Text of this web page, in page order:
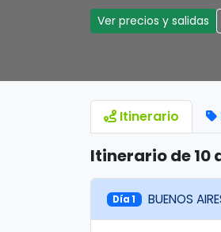
Ver precios y salidas
Itinerario
Itinerario de 10
Día 1 BUENOS